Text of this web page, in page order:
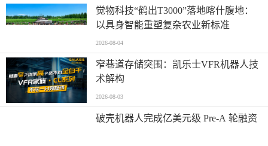
觉物科技“鹤出T3000”落地喀什腹地：
以具身智能重塑复杂农业新标准
2026-08-04
窄巷道存储突围：凯乐士VFR机器人技
术解构
2026-08-03
破壳机器人完成亿美元级 Pre-A 轮融资